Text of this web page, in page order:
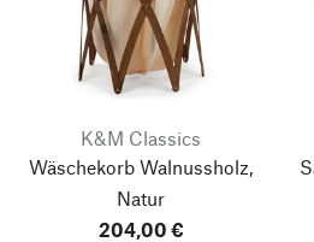
K&M Classics
Wäschekorb Walnussholz,
Natur
204,00 €